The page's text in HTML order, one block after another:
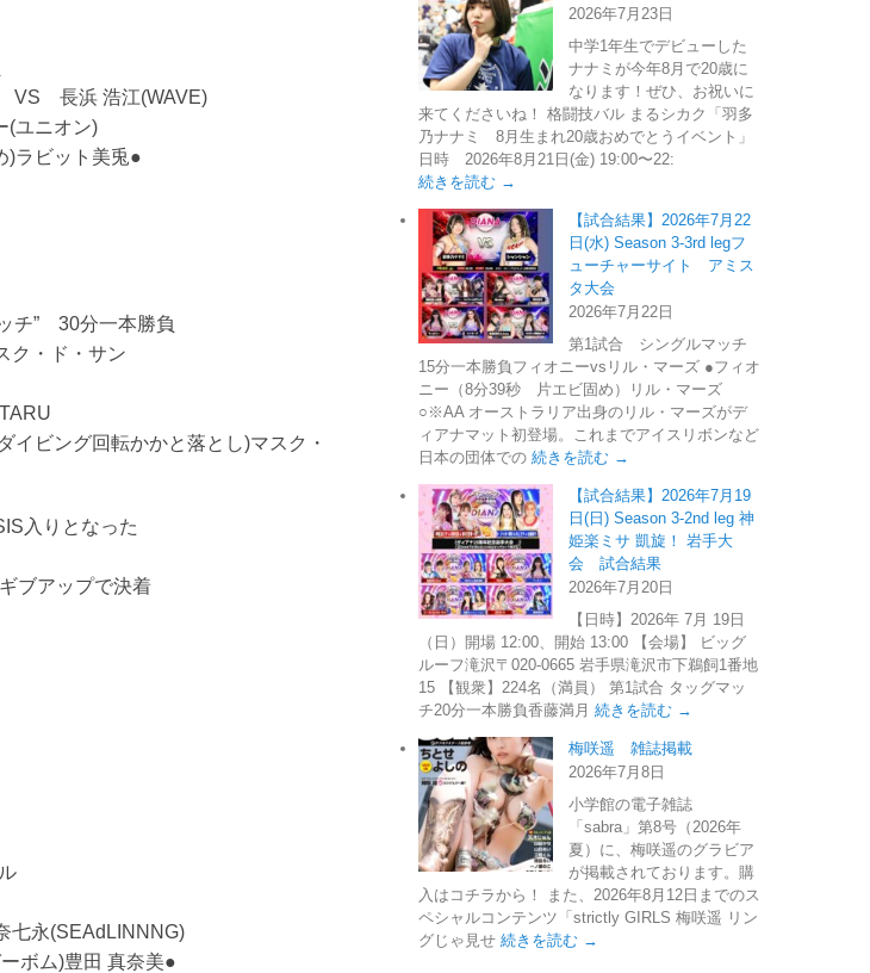
長浜 浩江(WAVE)
ユニオン)
)ラビット美兎●
チ” 30分一本勝負
ク・ド・サン
ビング回転かかと落とし)マスク・
入りとなった
ブアップで決着
七永(SEAdLINNNG)
ボム)豊田 真奈美●
2026年7月23日
中学1年生でデビューした
ナナミが今年8月で20歳に
なります！ぜひ、お祝いに
来てくださいね！ 格闘技バル まるシカク「羽多
乃ナナミ 8月生まれ20歳おめでとうイベント」
日時 2026年8月21日(金) 19:00〜22:
続きを読む →
【試合結果】2026年7月22
日(水) Season 3-3rd legフ
ューチャーサイト アミス
タ大会
2026年7月22日
第1試合 シングルマッチ
15分一本勝負フィオニーvsリル・マーズ ●フィオ
ニー（8分39秒 片エビ固め）リル・マーズ
○※AA オーストラリア出身のリル・マーズがデ
ィアナマット初登場。これまでアイスリボンなど
日本の団体での 続きを読む →
【試合結果】2026年7月19
日(日) Season 3-2nd leg 神
姫楽ミサ 凱旋！ 岩手大
会 試合結果
2026年7月20日
【日時】2026年 7月 19日
（日）開場 12:00、開始 13:00 【会場】 ビッグ
ルーフ滝沢〒020-0665 岩手県滝沢市下鵜飼1番地
15 【観衆】224名（満員） 第1試合 タッグマッ
チ20分一本勝負香藤満月 続きを読む →
梅咲遥 雑誌掲載
2026年7月8日
小学館の電子雑誌
「sabra」第8号（2026年
夏）に、梅咲遥のグラビア
が掲載されております。購
入はコチラから！ また、2026年8月12日までのス
ペシャルコンテンツ「strictly GIRLS 梅咲遥 リン
グじゃ見せ 続きを読む →